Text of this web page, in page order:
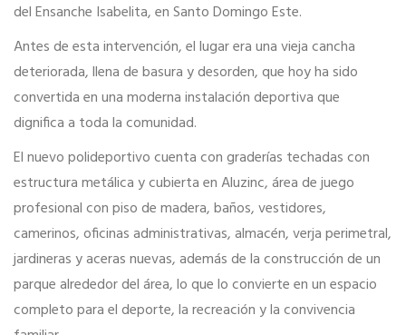
del Ensanche Isabelita, en Santo Domingo Este.
Antes de esta intervención, el lugar era una vieja cancha
deteriorada, llena de basura y desorden, que hoy ha sido
convertida en una moderna instalación deportiva que
dignifica a toda la comunidad.
El nuevo polideportivo cuenta con graderías techadas con
estructura metálica y cubierta en Aluzinc, área de juego
profesional con piso de madera, baños, vestidores,
camerinos, oficinas administrativas, almacén, verja perimetral,
jardineras y aceras nuevas, además de la construcción de un
parque alrededor del área, lo que lo convierte en un espacio
completo para el deporte, la recreación y la convivencia